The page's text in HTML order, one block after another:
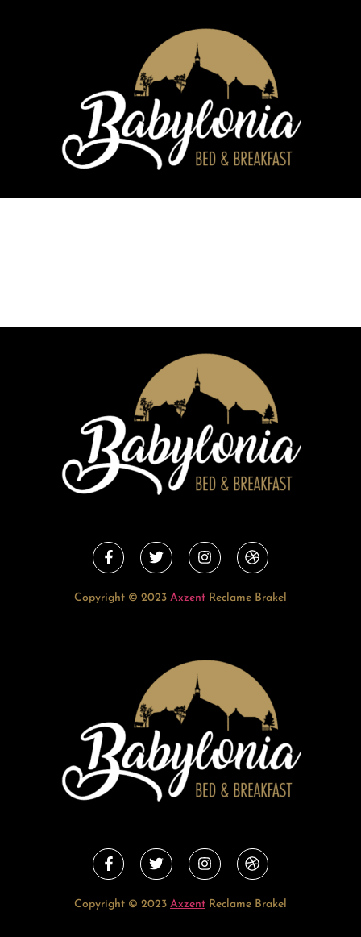
Copyright © 2023 Axzent Reclame Brakel
Copyright © 2023 Axzent Reclame Brakel